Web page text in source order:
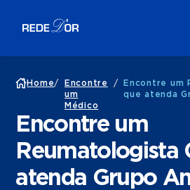
Home/
Encontre
um
Médico
/
Encontre um
que atenda
Encontre um
Reumatologista
atenda Grupo